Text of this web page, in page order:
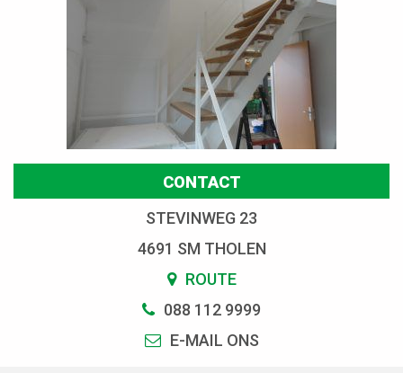
CONTACT
STEVINWEG 23
4691 SM THOLEN
ROUTE
088 112 9999
E-MAIL ONS